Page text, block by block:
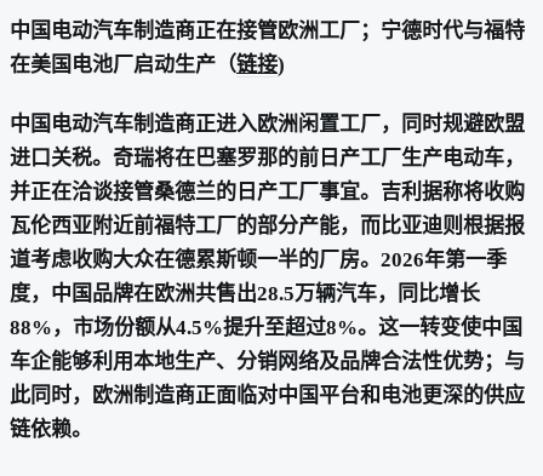
中国电动汽车制造商正在接管欧洲工厂；宁德时代与福特
在美国电池厂启动生产（链接)
中国电动汽车制造商正进入欧洲闲置工厂，同时规避欧盟
进口关税。奇瑞将在巴塞罗那的前日产工厂生产电动车，
并正在洽谈接管桑德兰的日产工厂事宜。吉利据称将收购
瓦伦西亚附近前福特工厂的部分产能，而比亚迪则根据报
道考虑收购大众在德累斯顿一半的厂房。2026年第一季
度，中国品牌在欧洲共售出28.5万辆汽车，同比增长
88%，市场份额从4.5%提升至超过8%。这一转变使中国
车企能够利用本地生产、分销网络及品牌合法性优势；与
此同时，欧洲制造商正面临对中国平台和电池更深的供应
链依赖。